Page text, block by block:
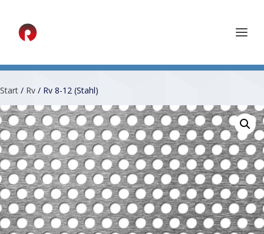
Start / Rv / Rv 8-12 (Stahl)